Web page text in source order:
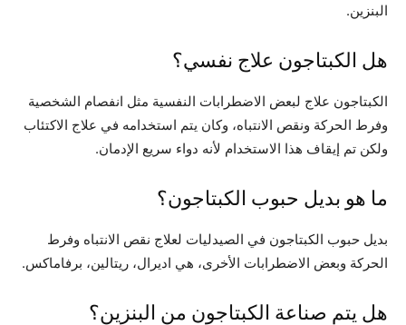
البنزين.
هل الكبتاجون علاج نفسي؟
الكبتاجون علاج لبعض الاضطرابات النفسية مثل انفصام الشخصية
وفرط الحركة ونقص الانتباه، وكان يتم استخدامه في علاج الاكتئاب
ولكن تم إيقاف هذا الاستخدام لأنه دواء سريع الإدمان.
ما هو بديل حبوب الكبتاجون؟
بديل حبوب الكبتاجون في الصيدليات لعلاج نقص الانتباه وفرط
الحركة وبعض الاضطرابات الأخرى، هي اديرال، ريتالين، برفاماكس.
هل يتم صناعة الكبتاجون من البنزين؟